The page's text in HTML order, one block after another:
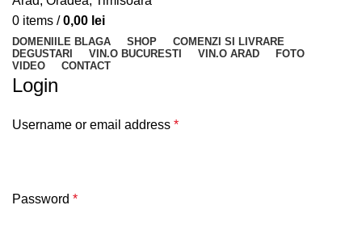
0 items / 0,00 lei
DOMENIILE BLAGA SHOP
COMENZI SI LIVRARE
DEGUSTARI
VIN.O BUCURESTI VIN.O ARAD
FOTO
VIDEO
CONTACT
Login
Username or email address *
Password *